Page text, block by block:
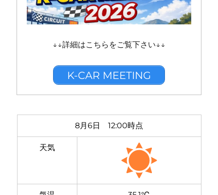
↓↓詳細はこちらをご覧下さい↓↓
K-CAR MEETING
8月6日 12:00時点
天気